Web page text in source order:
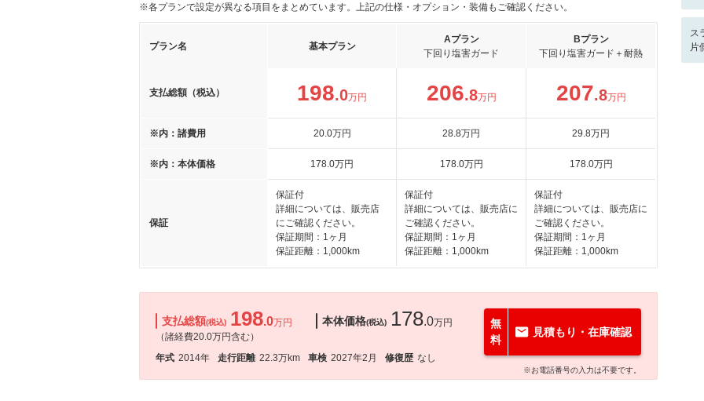
※各プランで設定が異なる項目をまとめています。上記の仕様・オプション・装備もご確認ください。
プラン名 基本プラン
Aプラン
下回り塩害ガード
Bプラン
下回り塩害ガード＋耐熱
支払総額（税込） 198.0万円 206.8万円 207.8万円
※内：諸費用 20.0万円 28.8万円 29.8万円
※内：本体価格 178.0万円 178.0万円 178.0万円
保証
保証付
詳細については、販売店
にご確認ください。
保証期間：1ヶ月
保証距離：1,000km
保証付
詳細については、販売店に
ご確認ください。
保証期間：1ヶ月
保証距離：1,000km
保証付
詳細については、販売店に
ご確認ください。
保証期間：1ヶ月
保証距離：1,000km
支払総額(税込) 198.0万円
（諸経費20.0万円含む）
本体価格(税込) 178.0万円
年式 2014年 走行距離 22.3万km 車検 2027年2月 修復歴 なし
無
料
見積もり・在庫確認
※お電話番号の入力は不要です。
ス
片